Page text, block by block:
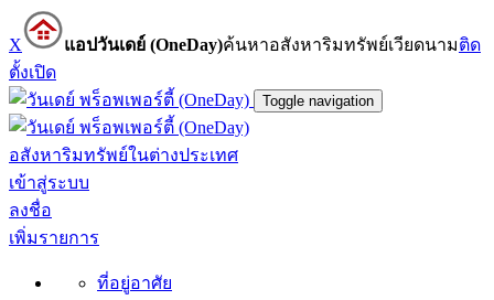
X แอปวันเดย์ (OneDay)ค้นหาอสังหาริมทรัพย์เวียดนามติด
ตั้งเปิด
Toggle navigation
อสังหาริมทรัพย์ในต่างประเทศ
เข้าสู่ระบบ
ลงชื่อ
เพิ่มรายการ
ที่อยู่อาศัย